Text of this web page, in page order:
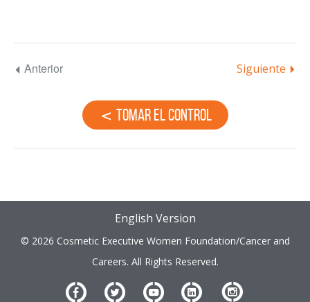
Anterior Siguiente
Tomar el control
English Version
© 2026 Cosmetic Executive Women Foundation/Cancer and
Careers. All Rights Reserved.